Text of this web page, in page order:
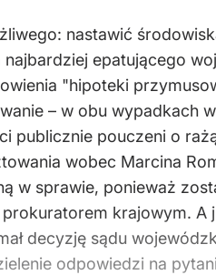
nastawić
epatującego
"hipoteki
– w obu
publicznie pouczeni o
wobec Marcina
w sprawie, ponieważ
krajowym.
decyzję sądu
odpowiedzi na